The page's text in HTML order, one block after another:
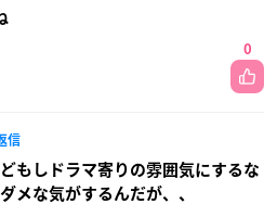
0
信
もしドラマ寄りの雰囲気にするな
メな気がするんだが、、